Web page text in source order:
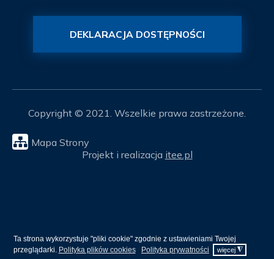
Ta strona wykorzystuje "pliki cookie" zgodnie z ustawieniami Twojej
przeglądarki. Polityka plików cookies Polityka prywatności więcej ◮
DEKLARACJA DOSTĘPNOŚCI
Copyright © 2021. Wszelkie prawa zastrzeżone.
Mapa Strony
Projekt i realizacja itee.pl